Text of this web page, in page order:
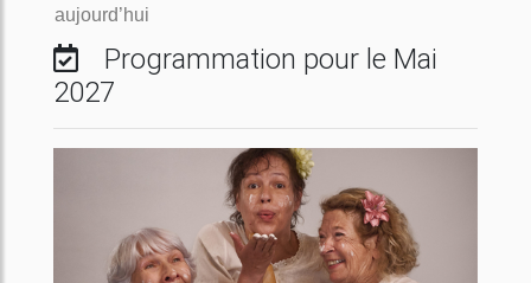
aujourd’hui
Programmation pour le Mai
2027